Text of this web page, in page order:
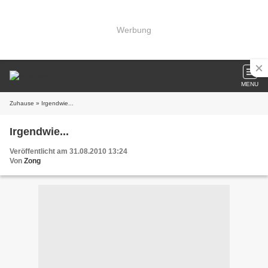
Werbung
MENU
Zuhause » Irgendwie...
Irgendwie...
Veröffentlicht am 31.08.2010 13:24
Von Zong